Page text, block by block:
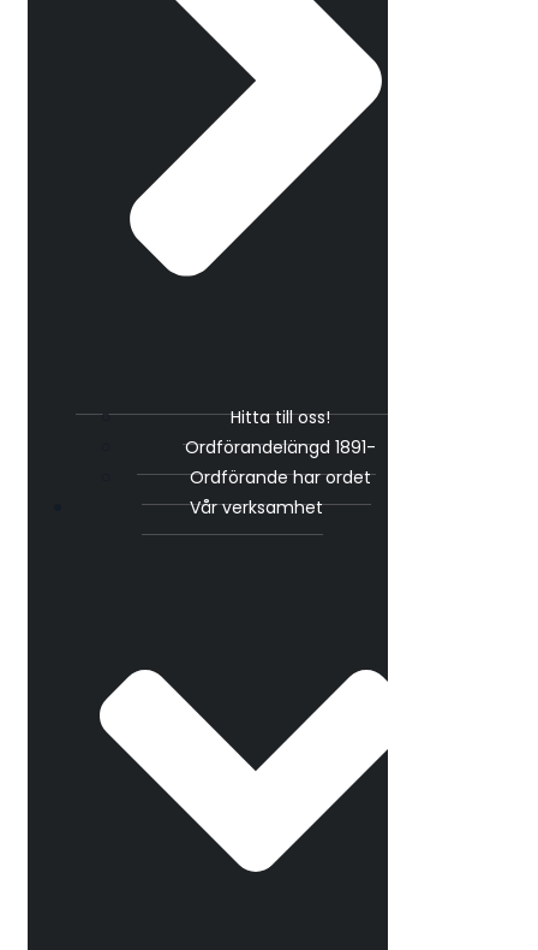
Hitta till oss!
Ordförandelängd 1891-
Ordförande har ordet
Vår verksamhet